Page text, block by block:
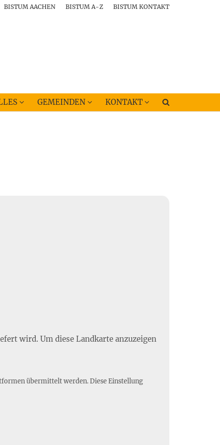
BISTUM AACHEN BISTUM A-Z BISTUM KONTAKT
GEMEINDEN KONTAKT
wird. Um diese Landkarte anzuzeigen
übermittelt werden. Diese Einstellung